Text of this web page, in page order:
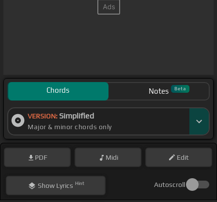
Chords Notes Beta
VERSION: Simplified
Major & minor chords only
PDF Midi Edit
ShowLyrics Hint Autoscroll